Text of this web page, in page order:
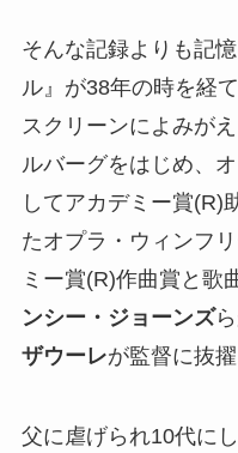
そんな記録よりも記
ル』が38年の時を経
スクリーンによみが
ルバーグをはじめ、
してアカデミー賞(R)
たオプラ・ウィンフ
ミー賞(R)作曲賞と歌
ンシー・ジョーンズ
ザウーレが監督に抜擢
父に虐げられ10代に